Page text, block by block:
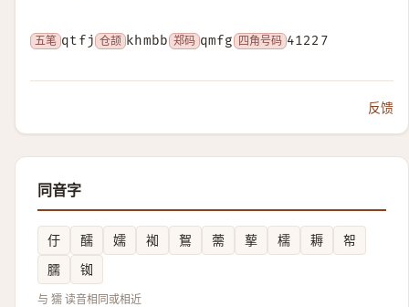
五笔 qtfj 仓颉 khmbb 郑码 qmfg 四角号码 41227
反馈
同音字
㐵 醹 嬬 袽 鴽 薷 蒘 檽 耨
帤
臑
铷
与 獳 读音相同或相近